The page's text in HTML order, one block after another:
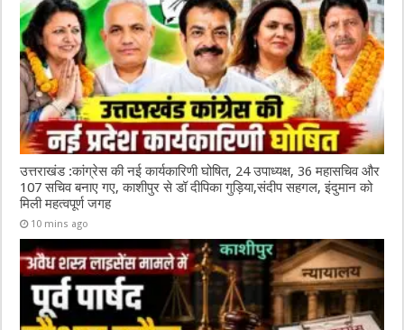
उत्तराखंड :कांग्रेस की नई कार्यकारिणी घोषित, 24 उपाध्यक्ष, 36 महासचिव और
107 सचिव बनाए गए, काशीपुर से डॉ दीपिका गुड़िया,संदीप सहगल, इंदुमान को
मिली महत्वपूर्ण जगह
10 mins ago